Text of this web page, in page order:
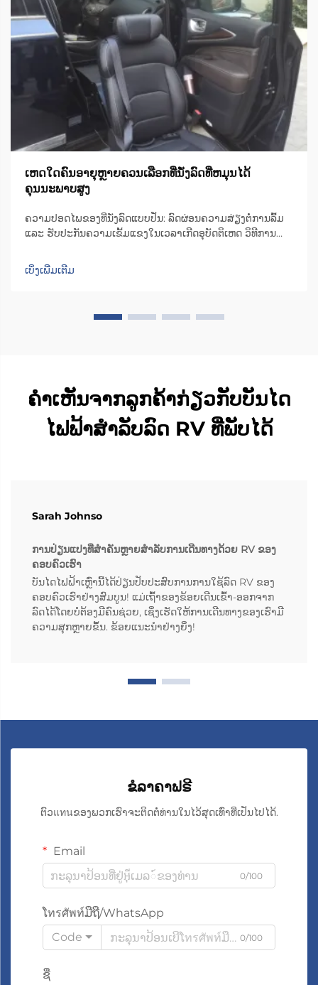
ເຫດໃດຄົນອາຍຸຫຼາຍຄວນເລືອກທີ່ນັ່ງລົດທີ່ຫມຸນໄດ້
ຄຸນນະພາບສູງ
ຄວາມປອດໄພຂອງທີ່ນັ່ງລົດແບບປັ່ນ: ລົດຜ່ອນຄວາມສ່ຽງຕໍ່ການລົ້ມ
ແລະ ຮັບປະກັນຄວາມເຂັ້ມແຂງໃນເວລາເກີດອຸບັດຕິເຫດ ວິທີການ
ການຍ້າຍຕົວ ເກົ້າອີ້ຫຼືທີ່ນັ່ງມີເຄື່ອງຈັກທີ່ສາມາດປັ່ນໄດ້ເປັນພິເສດ ເຊິ່ງ
ຊ່ວຍປັ່ນທີ່ນັ່ງໄປ 90 ອົງສາໄປທາງດ້ານປະຕູລົດ ເພື່ອໃຫ້ຜູ້ໃຊ້...
ເບິ່ງເພີ່ມເຕີມ
ຄຳເຫັນຈາກລູກຄ້າກ່ຽວກັບບັນໄດ
ໄຟຟ້າສຳລັບລົດ RV ທີ່ພັບໄດ້
Sarah Johnso
ການປ່ຽນແປງທີ່ສຳຄັນຫຼາຍສຳລັບການເດີນທາງດ້ວຍ RV ຂອງ
ຄອບຄົວເຮົາ
ບັນໄດໄຟຟ້າເຫຼົ່ານີ້ໄດ້ປ່ຽນປັບປະສົບການການໃຊ້ລົດ RV ຂອງ
ຄອບຄົວເຮົາຢ່າງສົມບູນ! ແມ່ເຖົ້າຂອງຂ້ອຍເດີນເຂົ້າ-ອອກຈາກ
ລົດໄດ້ໂດຍບໍ່ຕ້ອງມີຄົນຊ່ວຍ, ເຊິ່ງເຮັດໃຫ້ການເດີນທາງຂອງເຮົາມີ
ຄວາມສຸກຫຼາຍຂຶ້ນ. ຂ້ອຍແນະນຳຢ່າງຍິ່ງ!
ຂໍລາຄາຟຣີ
ຕົວแทนຂອງພວກເຮົາຈະຕິດຕໍ່ທ່ານໃນໄວ້ສຸດເທົ່າທີ່ເປັນໄປໄດ້.
Email
0/100
ໂทรศัพท์ມືຖື/WhatsApp
Code
0/100
ຊື່